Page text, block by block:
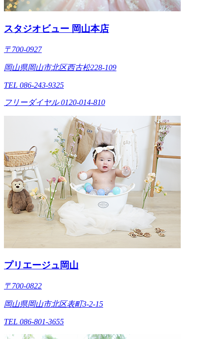
スタジオビュー 岡山本店
〒700-0927
岡山県岡山市北区西古松228-109
TEL 086-243-9325
フリーダイヤル 0120-014-810
プリエージュ岡山
〒700-0822
岡山県岡山市北区表町3-2-15
TEL 086-801-3655